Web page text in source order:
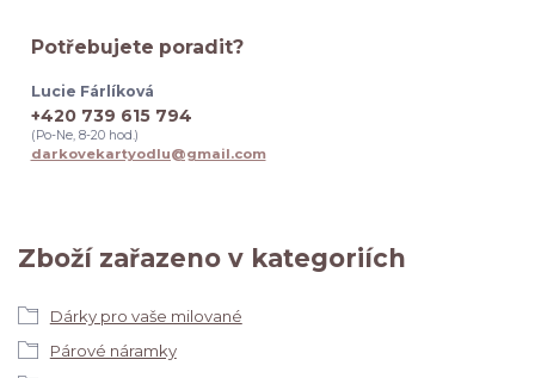
Zboží zařazeno v kategoriích
Dárky pro vaše milované
Párové náramky
Potřebujete poradit?
Lucie Fárlíková
+420 739 615 794
(Po-Ne, 8-20 hod.)
darkovekartyodlu@gmail.com